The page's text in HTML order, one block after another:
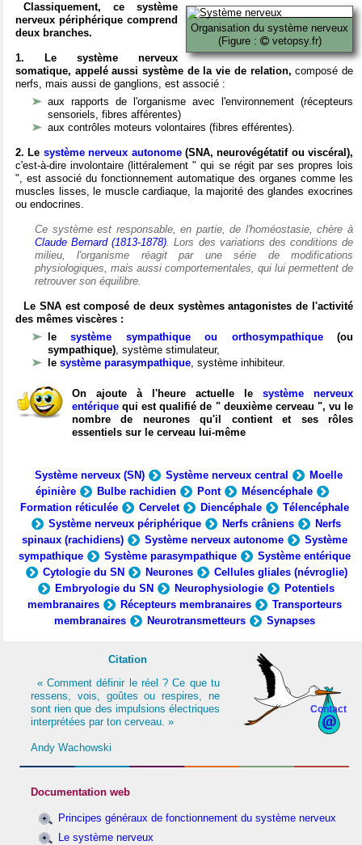
Organisation du système nerveux
(Figure :
vetopsy.fr)
Classiquement, ce système
nerveux périphérique comprend
deux branches.
1. Le système nerveux
somatique, appelé aussi système de la vie de relation, composé de
nerfs, mais aussi de ganglions, est associé :
aux rapports de l'organisme avec l'environnement (récepteurs
sensoriels, fibres afférentes)
aux contrôles moteurs volontaires (fibres efférentes).
2. Le système nerveux autonome(SNA, neurovégétatif ou viscéral),
c'est-à-dire involontaire (littéralement " qui se régit par ses propres lois
", est associé du fonctionnement automatique des organes comme les
muscles lisses, le muscle cardiaque, la majorité des glandes exocrines
ou endocrines.
Ce système est responsable, en partie, de l'homéostasie, chère à
Claude Bernard (1813-1878). Lors des variations des conditions de
milieu, l'organisme réagit par une série de modifications
physiologiques, mais aussi comportementales, qui lui permettent de
retrouver son équilibre.
Le SNA est composé de deux systèmes antagonistes de l'activité
des mêmes viscères :
lesystème sympathique ou orthosympathique(ou
sympathique), système stimulateur,
le système parasympathique, système inhibiteur.
On ajoute à l'heure actuelle le système nerveux
entérique qui est qualifié de " deuxième cerveau ", vu le
nombre de neurones qu'il contient et ses rôles
essentiels sur le cerveau lui-même
Système nerveux (SN) Système nerveux central
Moelle
épinière
Bulbe rachidien Pont
Mésencéphale
Formation réticulée
Cervelet Diencéphale
Télencéphale
Système nerveux périphérique
Nerfs crâniens
Nerfs
spinaux (rachidiens)
Système nerveux autonome
Système
sympathique
Système parasympathique
Système entérique
Cytologie du SN
Neurones
Cellules gliales (névroglie)
Embryologie du SN
Neurophysiologie
Potentiels
membranaires
Récepteurs membranaires
Transporteurs
membranaires
Neurotransmetteurs Synapses
Contact
Citation
« Comment définir le réel ? Ce que tu
ressens, vois, goûtes ou respires, ne
sont rien que des impulsions électriques
interprétées par ton cerveau. »
Andy Wachowski
Documentation web
Principes généraux de fonctionnement du système nerveux
Le système nerveux